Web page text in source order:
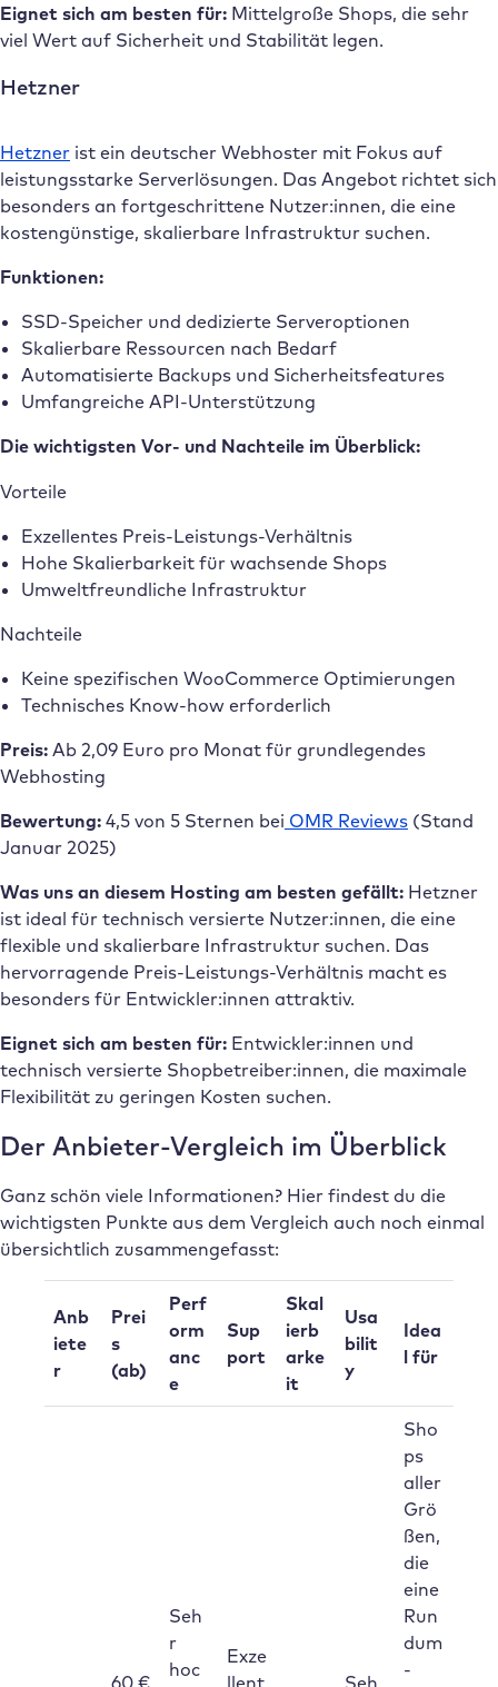
Eignet sich am besten für: Mittelgroße Shops, die sehr
viel Wert auf Sicherheit und Stabilität legen.
Hetzner
Hetzner ist ein deutscher Webhoster mit Fokus auf
leistungsstarke Serverlösungen. Das Angebot richtet sich
besonders an fortgeschrittene Nutzer:innen, die eine
kostengünstige, skalierbare Infrastruktur suchen.
Funktionen:
SSD-Speicher und dedizierte Serveroptionen
Skalierbare Ressourcen nach Bedarf
Automatisierte Backups und Sicherheitsfeatures
Umfangreiche API-Unterstützung
Die wichtigsten Vor- und Nachteile im Überblick:
Vorteile
Exzellentes Preis-Leistungs-Verhältnis
Hohe Skalierbarkeit für wachsende Shops
Umweltfreundliche Infrastruktur
Nachteile
Keine spezifischen WooCommerce Optimierungen
Technisches Know-how erforderlich
Preis: Ab 2,09 Euro pro Monat für grundlegendes
Webhosting
Bewertung: 4,5 von 5 Sternen bei OMR Reviews (Stand
Januar 2025)
Was uns an diesem Hosting am besten gefällt: Hetzner
ist ideal für technisch versierte Nutzer:innen, die eine
flexible und skalierbare Infrastruktur suchen. Das
hervorragende Preis-Leistungs-Verhältnis macht es
besonders für Entwickler:innen attraktiv.
Eignet sich am besten für: Entwickler:innen und
technisch versierte Shopbetreiber:innen, die maximale
Flexibilität zu geringen Kosten suchen.
Der Anbieter-Vergleich im Überblick
Ganz schön viele Informationen? Hier findest du die
wichtigsten Punkte aus dem Vergleich auch noch einmal
übersichtlich zusammengefasst:
Anb
iete
r
Prei
s
(ab)
Perf
orm
anc
e
Sup
port
Skal
ierb
arke
it
Usa
bilit
y
Idea
l für
60 €
Seh
r
hoc
Exze
llent
Seh
Sho
ps
aller
Grö
ßen,
die
eine
Run
dum
-